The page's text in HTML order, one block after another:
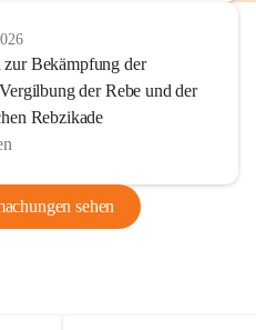
zur Bekämpfung der
der Rebe und der
Rebzikade
sehen